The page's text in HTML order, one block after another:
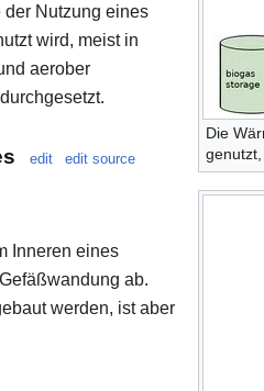
Die
der Nutzung eines
wird, meist in
aerober
edit edit source
Inneren eines
ab.
werden, ist aber